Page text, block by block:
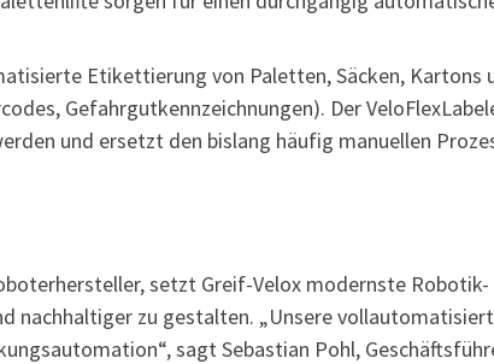
Etikettierung von Paletten, Säcken, Kartons
Gefahrgutkennzeichnungen). Der
und ersetzt den bislang häufig manuellen
setzt Greif-Velox modernste Robotik-
nachhaltiger zu gestalten. „Unsere
sagt Sebastian Pohl,